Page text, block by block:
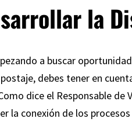
la
a buscar
debes tener en
dice el Responsable
la conexión de los